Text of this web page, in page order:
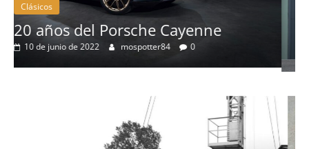
Clásicos
mospotter84